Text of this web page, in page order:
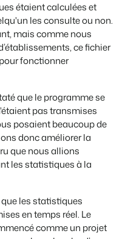
marque et marketing de
Experts
étaient calculées et
les consulte ou non.
mais comme nous
ce fichier
fonctionner
que le programme se
pas transmises
posaient beaucoup de
donc améliorer la
que nous allions
les statistiques à la
les statistiques
en temps réel. Le
comme un projet